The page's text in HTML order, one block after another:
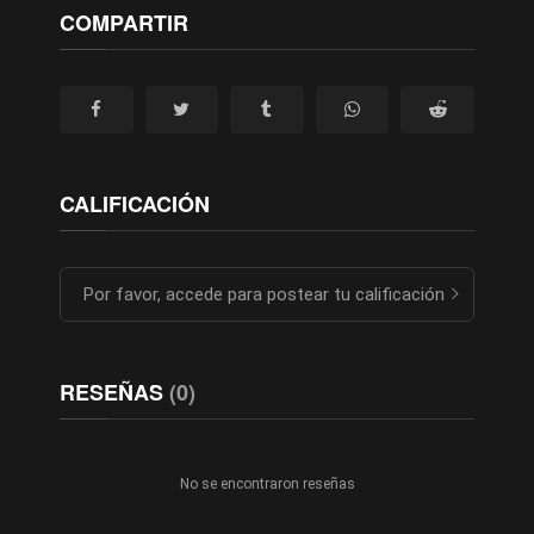
COMPARTIR
CALIFICACIÓN
Por favor, accede para postear tu calificación
RESEÑAS(0)
No se encontraron reseñas